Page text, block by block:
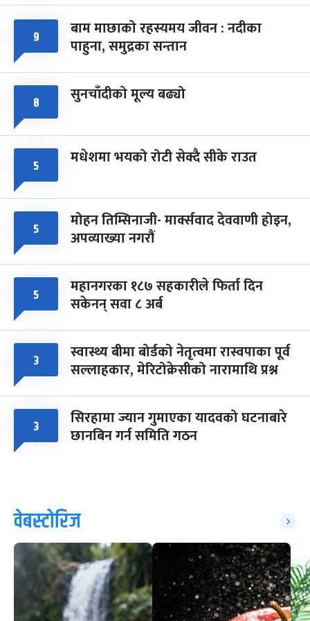
८ फागुपूर्णिमा
चैत्र ८, २०८३-Mar 22, 2027
७ महिना बाँकी
९ बाम माछाको रहस्यमय जीवन : नदीका
पाहुना, समुद्रका सन्तान
८ सुनचाँदीको मूल्य बढ्यो
५ मधेशमा भयको रोटी सेक्दै सीके राउत
५ मोहन तिम्सिनाजी- मार्क्सवाद देववाणी होइन,
अपव्याख्या नगरौं
५ महानगरका १८७ सहकारीले फिर्ता दिन
सकेनन् सवा ८ अर्ब
३ स्वास्थ्य बीमा बोर्डको नेतृत्वमा रास्वपाका पूर्व
सल्लाहकार, मेरिटोक्रेसीको नारामाथि प्रश्न
३ सिरहामा ज्यान गुमाएका यादवको घटनाबारे
छानबिन गर्न समिति गठन
वेबस्टोरिज